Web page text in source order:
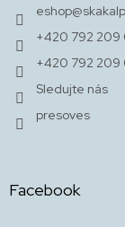
eshop@
+420 792 209
+420 792 209
Sledujte nás
presoves
Facebook